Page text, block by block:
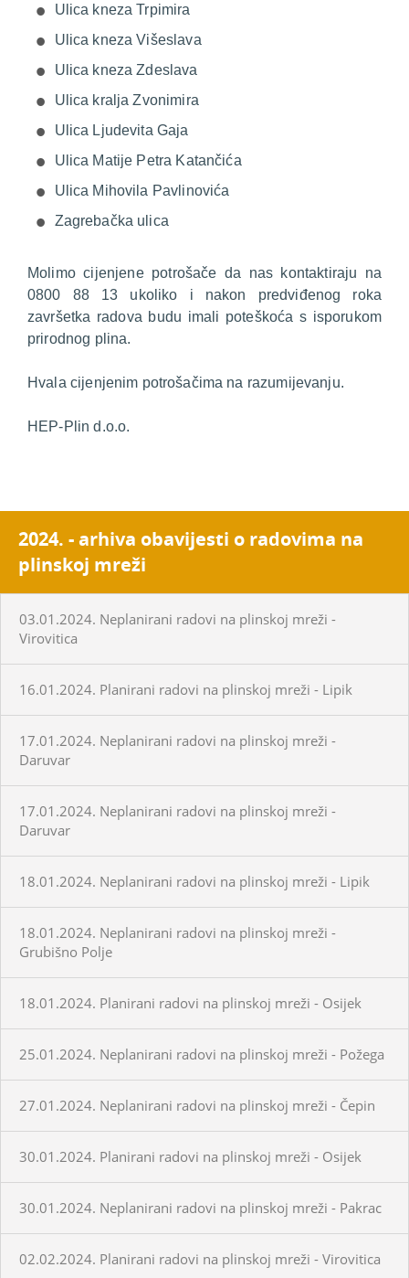
Ulica kneza Trpimira
Ulica kneza Višeslava
Ulica kneza Zdeslava
Ulica kralja Zvonimira
Ulica Ljudevita Gaja
Ulica Matije Petra Katančića
Ulica Mihovila Pavlinovića
Zagrebačka ulica
Molimo cijenjene potrošače da nas kontaktiraju na
0800 88 13 ukoliko i nakon predviđenog roka
završetka radova budu imali poteškoća s isporukom
prirodnog plina.
Hvala cijenjenim potrošačima na razumijevanju.
HEP-Plin d.o.o.
2024. - arhiva obavijesti o radovima na
plinskoj mreži
03.01.2024. Neplanirani radovi na plinskoj mreži -
Virovitica
16.01.2024. Planirani radovi na plinskoj mreži - Lipik
17.01.2024. Neplanirani radovi na plinskoj mreži -
Daruvar
17.01.2024. Neplanirani radovi na plinskoj mreži -
Daruvar
18.01.2024. Neplanirani radovi na plinskoj mreži - Lipik
18.01.2024. Neplanirani radovi na plinskoj mreži -
Grubišno Polje
18.01.2024. Planirani radovi na plinskoj mreži - Osijek
25.01.2024. Neplanirani radovi na plinskoj mreži - Požega
27.01.2024. Neplanirani radovi na plinskoj mreži - Čepin
30.01.2024. Planirani radovi na plinskoj mreži - Osijek
30.01.2024. Neplanirani radovi na plinskoj mreži - Pakrac
02.02.2024. Planirani radovi na plinskoj mreži - Virovitica